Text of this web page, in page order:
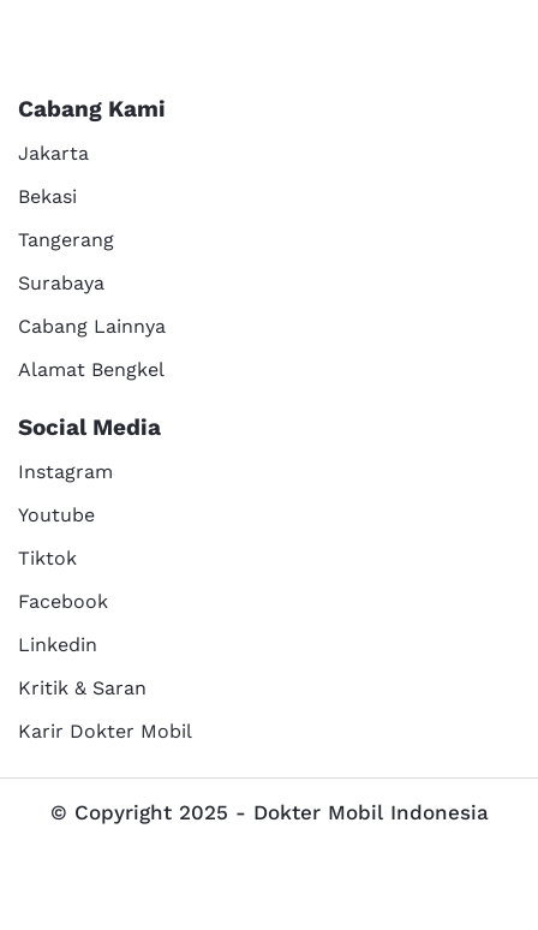
Cabang Kami
Jakarta
Bekasi
Tangerang
Surabaya
Cabang Lainnya
Alamat Bengkel
Social Media
Instagram
Youtube
Tiktok
Facebook
Linkedin
Kritik & Saran
Karir Dokter Mobil
© Copyright 2025 - Dokter Mobil Indonesia